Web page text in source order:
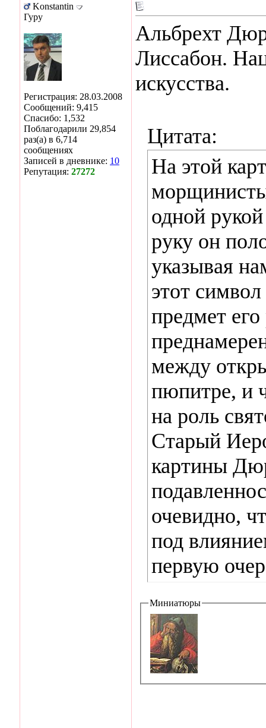
Konstantin
Гуру
Регистрация: 28.03.2008
Сообщений: 9,415
Спасибо: 1,532
Поблагодарили 29,854
раз(а) в 6,714
сообщениях
Записей в дневнике: 10
Репутация: 27272
Альбрехт
Лиссабон.
искусства.
Цитата:
На этой
одной
руку он
указывая
этот
предмет
между
пюпитре, и
на роль
Старый
картины
очевидно,
под
первую
Миниатюры